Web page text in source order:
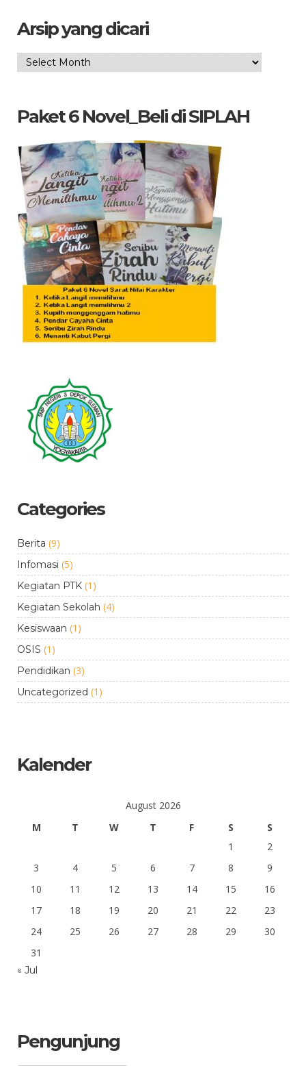
Arsip yang dicari
Arsip
Paket 6 Novel_Beli di SIPLAH
Categories
Berita (9)
Infomasi (5)
Kegiatan PTK (1)
Kegiatan Sekolah (4)
Kesiswaan (1)
OSIS (1)
Pendidikan (3)
Uncategorized (1)
Kalender
August 2026
M
T W T F S
S
1
2
3
4 5 6 7 8
9
10
11 12 13 14 15
16
17
18 19 20 21 22
23
24
25 26 27 28 29
30
31
« Jul
Pengunjung